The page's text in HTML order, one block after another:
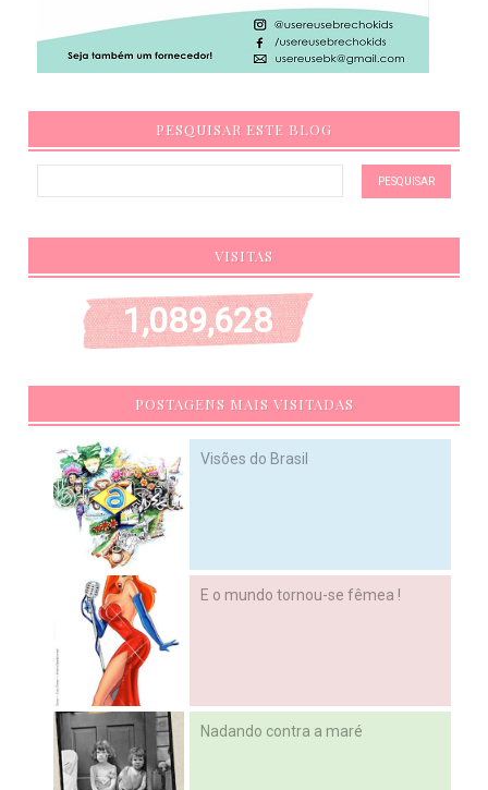
PESQUISAR ESTE BLOG
VISITAS
1,089,628
POSTAGENS MAIS VISITADAS
Visões do Brasil
E o mundo tornou-se fêmea !
Nadando contra a maré